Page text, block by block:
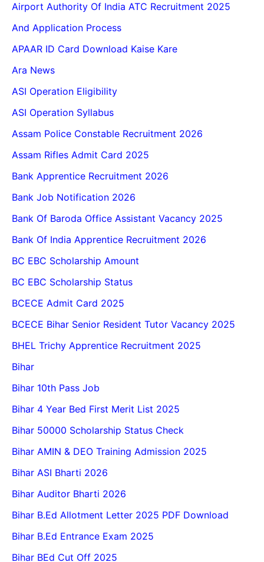
Airport Authority Of India ATC Recruitment 2025
And Application Process
APAAR ID Card Download Kaise Kare
Ara News
ASI Operation Eligibility
ASI Operation Syllabus
Assam Police Constable Recruitment 2026
Assam Rifles Admit Card 2025
Bank Apprentice Recruitment 2026
Bank Job Notification 2026
Bank Of Baroda Office Assistant Vacancy 2025
Bank Of India Apprentice Recruitment 2026
BC EBC Scholarship Amount
BC EBC Scholarship Status
BCECE Admit Card 2025
BCECE Bihar Senior Resident Tutor Vacancy 2025
BHEL Trichy Apprentice Recruitment 2025
Bihar
Bihar 10th Pass Job
Bihar 4 Year Bed First Merit List 2025
Bihar 50000 Scholarship Status Check
Bihar AMIN & DEO Training Admission 2025
Bihar ASI Bharti 2026
Bihar Auditor Bharti 2026
Bihar B.Ed Allotment Letter 2025 PDF Download
Bihar B.Ed Entrance Exam 2025
Bihar BEd Cut Off 2025